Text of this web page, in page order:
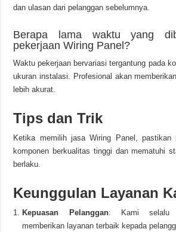
dan ulasan dari pelanggan sebelumnya.
Berapa lama waktu yang
pekerjaan Wiring Panel?
Waktu pekerjaan bervariasi tergantung pada
ukuran instalasi. Profesional akan
lebih akurat.
Tips dan Trik
Ketika memilih jasa Wiring Panel, pastikan
komponen berkualitas tinggi dan mematuhi
berlaku.
Keunggulan Layanan
Kepuasan Pelanggan: Kami selalu
memberikan layanan terbaik kepada